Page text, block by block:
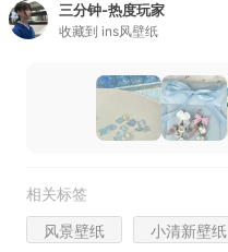
三分钟-热度玩家
收藏到 ins风壁纸
相关标签
风景壁纸 小清新壁纸